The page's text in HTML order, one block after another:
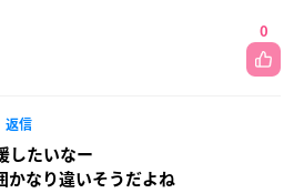
0
返信
したいなー
かなり違いそうだよね